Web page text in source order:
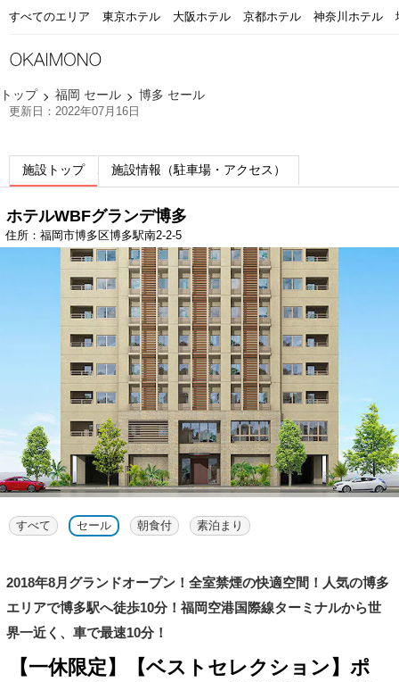
すべてのエリア 東京ホテル 大阪ホテル 京都ホテル 神奈川ホテル
トップ 福岡 セール 博多 セール
更新日：2022年07月16日
施設トップ 施設情報（駐車場・アクセス）
ホテルWBFグランデ博多
住所：福岡市博多区博多駅南2-2-5
すべて セール 朝食付 素泊まり
2018年8月グランドオープン！全室禁煙の快適空間！人気の博多
エリアで博多駅へ徒歩10分！福岡空港国際線ターミナルから世
界一近く、車で最速10分！
【一休限定】【ベストセレクション】ポ